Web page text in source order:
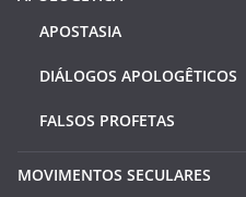
APOSTASIA
DIÁLOGOS APOLOGÊTICOS
FALSOS PROFETAS
MOVIMENTOS SECULARES